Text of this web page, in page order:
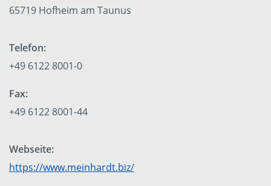
65719 Hofheim am Taunus
Telefon:
+49 6122 8001-0
Fax:
+49 6122 8001-44
Webseite:
https://www.meinhardt.biz/